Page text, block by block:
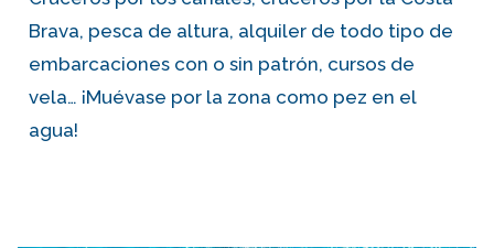
Brava, pesca de altura, alquiler de todo tipo de
embarcaciones con o sin patrón, cursos de
vela… ¡Muévase por la zona como pez en el
agua!